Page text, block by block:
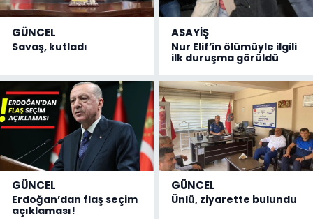
GÜNCEL
Savaş, kutladı
ASAYİŞ
Nur Elif’in ölümüyle ilgili
ilk duruşma görüldü
GÜNCEL
Erdoğan’dan flaş seçim
açıklaması!
GÜNCEL
Ünlü, ziyarette bulundu